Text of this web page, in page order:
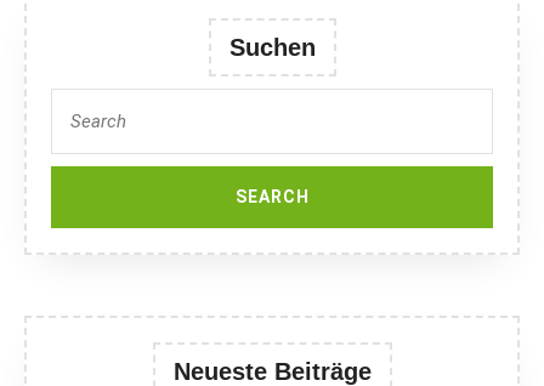
Suchen
for:
Neueste Beiträge